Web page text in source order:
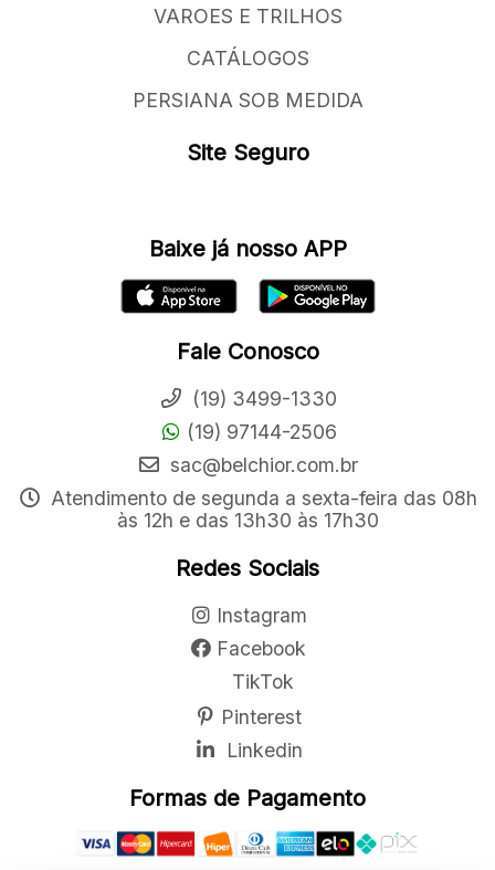
VAROES E TRILHOS
CATÁLOGOS
PERSIANA SOB MEDIDA
Site Seguro
Baixe já nosso APP
(19) 3499-1330
(19) 97144-2506
sac@belchior.com.br
Atendimento de segunda a sexta-feira das 08h
Instagram
Facebook
TikTok
Pinterest
Formas de Pagamento